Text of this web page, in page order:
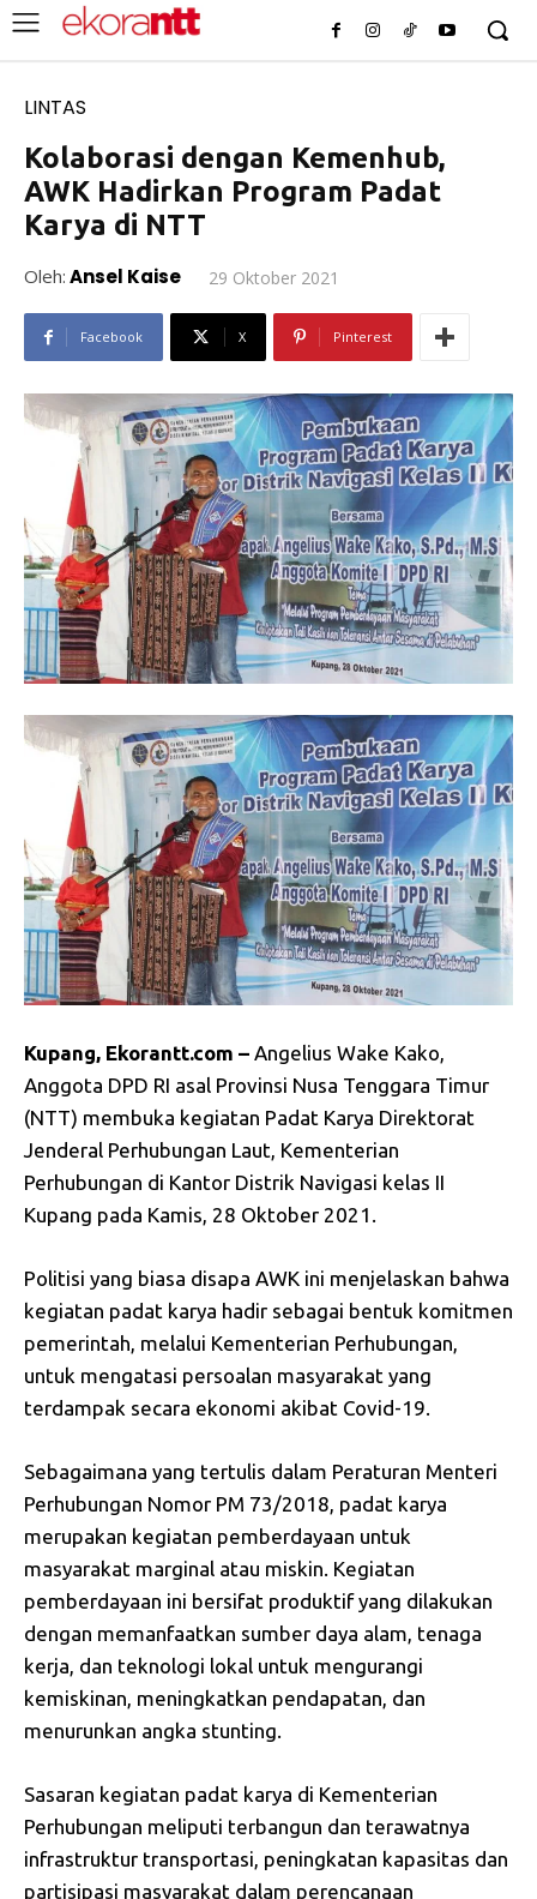
LINTAS
Kolaborasi dengan Kemenhub,
AWK Hadirkan Program Padat
Karya di NTT
Oleh: Ansel Kaise 29 Oktober 2021
Facebook X Pinterest
Kupang, Ekorantt.com – Angelius Wake Kako,
Anggota DPD RI asal Provinsi Nusa Tenggara Timur
(NTT) membuka kegiatan Padat Karya Direktorat
Jenderal Perhubungan Laut, Kementerian
Perhubungan di Kantor Distrik Navigasi kelas II
Kupang pada Kamis, 28 Oktober 2021.
Politisi yang biasa disapa AWK ini menjelaskan bahwa
kegiatan padat karya hadir sebagai bentuk komitmen
pemerintah, melalui Kementerian Perhubungan,
untuk mengatasi persoalan masyarakat yang
terdampak secara ekonomi akibat Covid-19.
Sebagaimana yang tertulis dalam Peraturan Menteri
Perhubungan Nomor PM 73/2018, padat karya
merupakan kegiatan pemberdayaan untuk
masyarakat marginal atau miskin. Kegiatan
pemberdayaan ini bersifat produktif yang dilakukan
dengan memanfaatkan sumber daya alam, tenaga
kerja, dan teknologi lokal untuk mengurangi
kemiskinan, meningkatkan pendapatan, dan
menurunkan angka stunting.
Sasaran kegiatan padat karya di Kementerian
Perhubungan meliputi terbangun dan terawatnya
infrastruktur transportasi, peningkatan kapasitas dan
partisipasi masyarakat dalam perencanaan